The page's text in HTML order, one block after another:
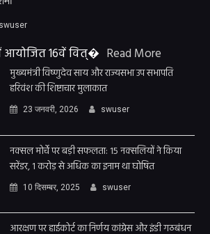
swuser
आयोजित 16वें वित्� Read More
मुख्यमंत्री विष्णुदेव साय और राज्यसभा उप सभापति
हरिवंश की शिष्टाचार मुलाकात
23 जनवरी, 2026 swuser
नक्सल मोर्चे पर बड़ी सफलता: 15 नक्सलियों ने किया
सरेंडर, 1 करोड़ से अधिक का इनाम था घोषित
10 दिसम्बर, 2025 swuser
आरक्षण पर हाईकोर्ट का निर्णय कांग्रेस और इंडी गठबंधन